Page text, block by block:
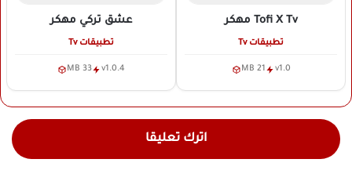
Tofi X Tv مهكر
تطبيقات Tv
v1.0
21 MB
عشق تركي مهكر
تطبيقات Tv
v1.0.4
33 MB
اترك تعليقا